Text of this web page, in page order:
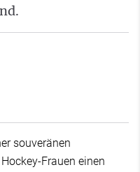
souveränen
Frauen einen